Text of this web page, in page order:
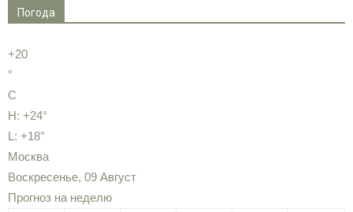
Погода
+20
°
C
H: +24°
L: +18°
Москва
Воскресенье, 09 Август
Прогноз на неделю